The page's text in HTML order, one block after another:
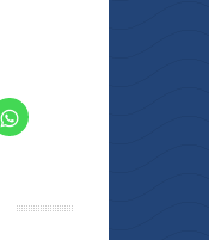
Haz
clic
abre